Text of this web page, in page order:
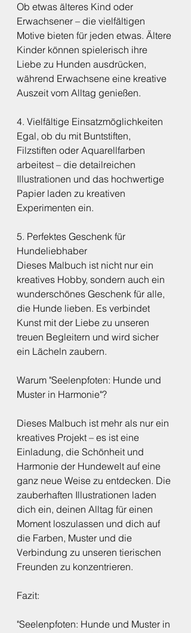
Ob etwas älteres Kind oder
Erwachsener – die vielfältigen
Motive bieten für jeden etwas. Ältere
Kinder können spielerisch ihre
Liebe zu Hunden ausdrücken,
während Erwachsene eine kreative
Auszeit vom Alltag genießen.
4. Vielfältige Einsatzmöglichkeiten
Egal, ob du mit Buntstiften,
Filzstiften oder Aquarellfarben
arbeitest – die detailreichen
Illustrationen und das hochwertige
Papier laden zu kreativen
Experimenten ein.
5. Perfektes Geschenk für
Hundeliebhaber
Dieses Malbuch ist nicht nur ein
kreatives Hobby, sondern auch ein
wunderschönes Geschenk für alle,
die Hunde lieben. Es verbindet
Kunst mit der Liebe zu unseren
treuen Begleitern und wird sicher
ein Lächeln zaubern.
Warum "Seelenpfoten: Hunde und
Muster in Harmonie"?
Dieses Malbuch ist mehr als nur ein
kreatives Projekt – es ist eine
Einladung, die Schönheit und
Harmonie der Hundewelt auf eine
ganz neue Weise zu entdecken. Die
zauberhaften Illustrationen laden
dich ein, deinen Alltag für einen
Moment loszulassen und dich auf
die Farben, Muster und die
Verbindung zu unseren tierischen
Freunden zu konzentrieren.
Fazit:
"Seelenpfoten: Hunde und Muster in